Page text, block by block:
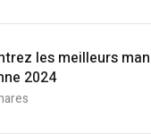
les meilleurs
2024